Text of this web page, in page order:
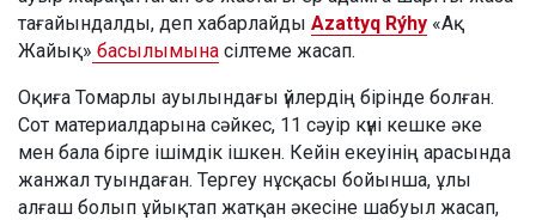
тағайындалды, деп хабарлайды Azattyq Rýhy «Ақ
Жайық» басылымына сілтеме жасап.
Оқиға Томарлы ауылындағы үйлердің бірінде болған.
Сот материалдарына сәйкес, 11 сәуір күні кешке әке
мен бала бірге ішімдік ішкен. Кейін екеуінің арасында
жанжал туындаған. Тергеу нұсқасы бойынша, ұлы
алғаш болып ұйықтап жатқан әкесіне шабуыл жасап,